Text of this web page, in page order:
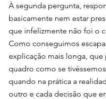
À segunda pergunta,
basicamente nem estar
que infelizmente não foi o
Como conseguimos
explicação mais longa,
quadro como se
quando na prática a
outro e cada decisão que